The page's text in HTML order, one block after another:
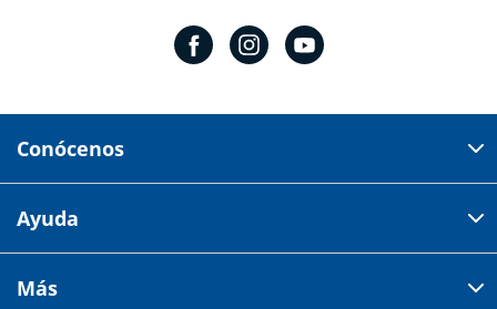
Conócenos
Av 18 de marzo # 309. Colonia la Nogalera.
Tiendas
Ayuda
Más